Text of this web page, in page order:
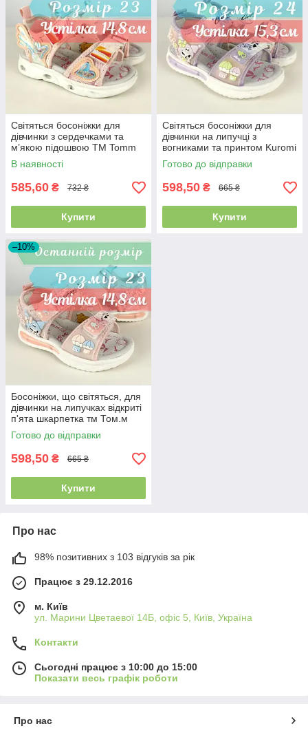
Світяться босоніжки для
дівчинки з сердечками та
м’якою підошвою ТМ Tomm
розмір 23 - устілка 14,8 см
В наявності
585,60 ₴ 732 ₴
Купити
Світяться босоніжки для
дівчинки на липучці з
вогниками та принтом Kuromi
ТМ Tomm розмір 24 - устілка
15,3 см
Готово до відправки
598,50 ₴ 665 ₴
Купити
–10%
Босоніжки, що світяться, для
дівчинки на липучках відкриті
п'ята шкарпетка тм Том.м
розмір 23 - устілка 14,8 см
Готово до відправки
598,50 ₴ 665 ₴
Купити
Про нас
98% позитивних з 103 відгуків за рік
Працює з 29.12.2016
м. Київ
ул. Марини Цветаевої 14Б, офіс 5, Київ, Україна
Контакти
Сьогодні працює з 10:00 до 15:00
Показати весь графік роботи
Про нас